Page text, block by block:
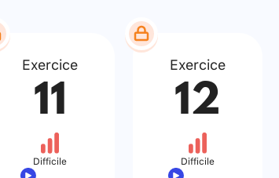
Exercice
11
Difficile
Exercice
12
Difficile